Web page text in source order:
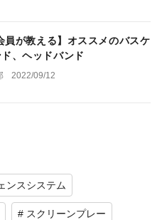
員が教える】オススメのバスケ
、ヘッドバンド
2022/09/12
ンスシステム
# スクリーンプレー